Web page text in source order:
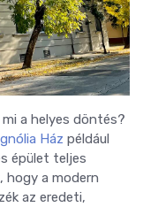
mi a helyes döntés?
Ház például
épület teljes
hogy a modern
az eredeti,